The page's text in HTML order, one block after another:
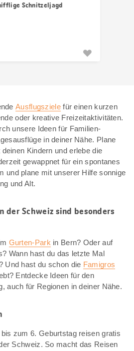
Schnitzeljagd
Ausflugszielefür einen kurzen
oder kreative Freizeitaktivitäten.
unsere Ideen für Familien-
in deiner Nähe. Plane
Kindern und erlebe die
gewappnet für ein spontanes
und plane mit unserer Hilfe sonnige
und Alt.
der Schweiz sind besonders
Gurten-Park in Bern? Oder auf
Wann hast du das letzte Mal
Und hast du schon die Famigros
Entdecke Ideen für den
auch für Regionen in deiner Nähe.
zum 6. Geburtstag reisen gratis
Schweiz. So macht das Reisen